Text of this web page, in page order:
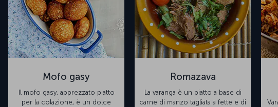
Mofo gasy
Il mofo gasy, apprezzato piatto
per la colazione, è un dolce
Romazava
La varanga è un piatto a base di
carne di manzo tagliata a fette e di